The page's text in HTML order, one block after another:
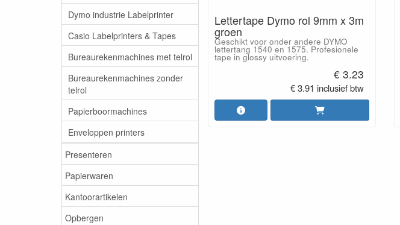
Dymo industrie Labelprinter
Casio Labelprinters & Tapes
Bureaurekenmachines met telrol
Bureaurekenmachines zonder
telrol
Papierboormachines
Enveloppen printers
Presenteren
Papierwaren
Kantoorartikelen
Opbergen
Lettertape Dymo rol 9mm x 3m
groen
Geschikt voor onder andere DYMO
lettertang 1540 en 1575. Profesionele
tape in glossy uitvoering.
€ 3.23
€ 3.91 inclusief btw